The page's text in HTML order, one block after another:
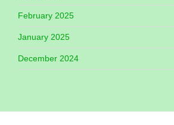
February 2025
January 2025
December 2024